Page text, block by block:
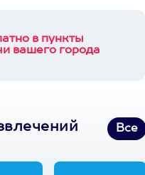
в пункты
вашего города
Все